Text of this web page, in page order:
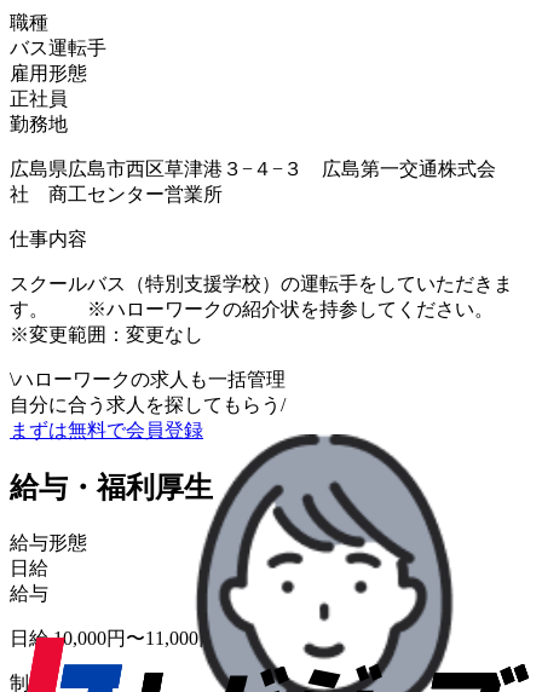
職種
バス運転手
雇用形態
正社員
勤務地
広島県広島市西区草津港３−４−３ 広島第一交通株式会
社 商工センター営業所
仕事内容
スクールバス（特別支援学校）の運転手をしていただきま
す。 ※ハローワークの紹介状を持参してください。
※変更範囲：変更なし
\ハローワークの求人も一括管理
自分に合う求人を探してもらう /
まずは無料で会員登録
給与・福利厚生
給与形態
日給
給与
日給 10,000円〜11,000円
制度